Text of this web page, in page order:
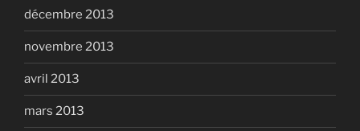
décembre 2013
novembre 2013
avril 2013
mars 2013